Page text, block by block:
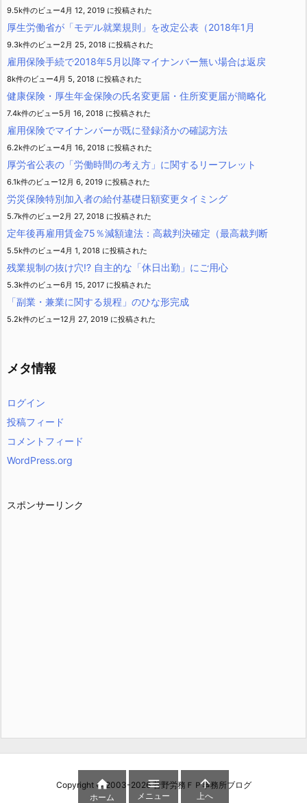
9.5k件のビュー4月 12, 2019 に投稿された
厚生労働省が「モデル就業規則」を改定公表（2018年1月
9.3k件のビュー2月 25, 2018 に投稿された
雇用保険手続で2018年5月以降マイナンバー無い場合は返戻
8k件のビュー4月 5, 2018 に投稿された
健康保険・厚生年金保険の氏名変更届・住所変更届が簡略化
7.4k件のビュー5月 16, 2018 に投稿された
雇用保険でマイナンバーが既に登録済かの確認方法
6.2k件のビュー4月 16, 2018 に投稿された
厚労省公表の「労働時間の考え方」に関するリーフレット
6.1k件のビュー12月 6, 2019 に投稿された
労災保険特別加入者の給付基礎日額変更タイミング
5.7k件のビュー2月 27, 2018 に投稿された
定年後再雇用賃金75％減額違法：高裁判決確定（最高裁判断
5.5k件のビュー4月 1, 2018 に投稿された
残業規制の抜け穴!? 自主的な「休日出勤」にご用心
5.3k件のビュー6月 15, 2017 に投稿された
「副業・兼業に関する規程」のひな形完成
5.2k件のビュー12月 27, 2019 に投稿された
メタ情報
ログイン
投稿フィード
コメントフィード
WordPress.org
スポンサーリンク
Copyright ©2003-2026菅野労務ＦＰ事務所ブログ

ホーム

メニュー

上へ